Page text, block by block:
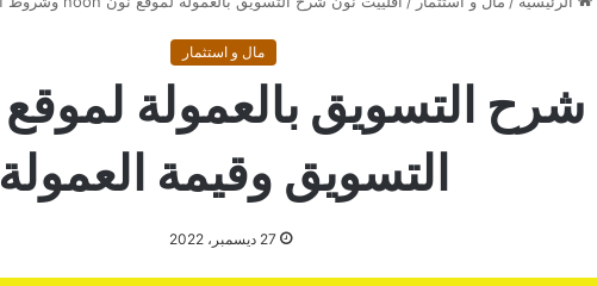
مال و استثمار
التسويق وقيمة العمولة
27 ديسمبر، 2022